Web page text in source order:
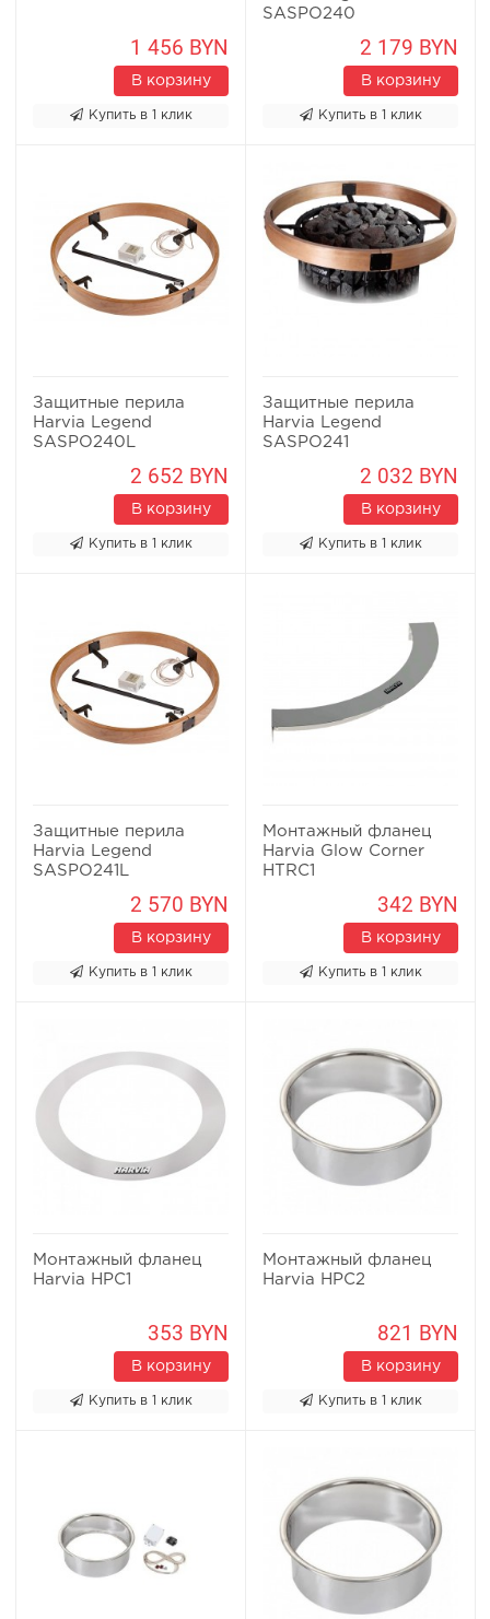
1 456 BYN
В корзину
Купить в 1 клик
SASPO240
2 179 BYN
В корзину
Купить в 1 клик
Защитные перила
Harvia Legend
SASPO240L
2 652 BYN
В корзину
Купить в 1 клик
Защитные перила
Harvia Legend
SASPO241
2 032 BYN
В корзину
Купить в 1 клик
Защитные перила
Harvia Legend
SASPO241L
2 570 BYN
В корзину
Купить в 1 клик
Монтажный фланец
Harvia Glow Corner
HTRC1
342 BYN
В корзину
Купить в 1 клик
Монтажный фланец
Harvia HPC1
353 BYN
В корзину
Купить в 1 клик
Монтажный фланец
Harvia HPC2
821 BYN
В корзину
Купить в 1 клик